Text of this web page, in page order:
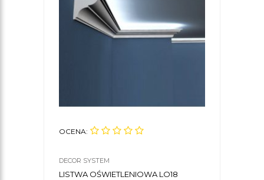
OCENA:
DECOR SYSTEM
LISTWA OŚWIETLENIOWA LO18